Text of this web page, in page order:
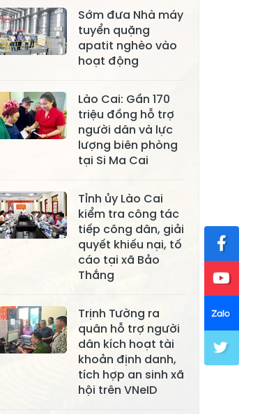
Bằng La
Xã Chấn Thịnh
Xã Nghĩa Tâm
Xã Phong Dụ
Hạ
Xã Đông
Cuông
Xã Tân Hợp
Xã Xuân Ái
Xã Mỏ Vàng
Thượng
Xã Lục Yên
Xã Tân Lĩnh
Xã Phúc Lợi
Xã Cảm Nhân
Xã Yên Thành
Xã Thác Bà
Xã Yên Bình
Xã Bảo Ái
Xã Hưng
Khánh
Sớm đưa Nhà máy
tuyển quặng
apatit nghèo vào
hoạt động
Lào Cai: Gần 170
triệu đồng hỗ trợ
người dân và lực
lượng biên phòng
tại Si Ma Cai
Tỉnh ủy Lào Cai
kiểm tra công tác
tiếp công dân, giải
quyết khiếu nại, tố
cáo tại xã Bảo
Thắng
Trịnh Tường ra
quân hỗ trợ người
dân kích hoạt tài
khoản định danh,
tích hợp an sinh xã
hội trên VNeID